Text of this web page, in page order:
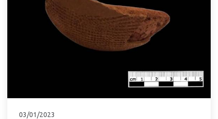
03/01/2023